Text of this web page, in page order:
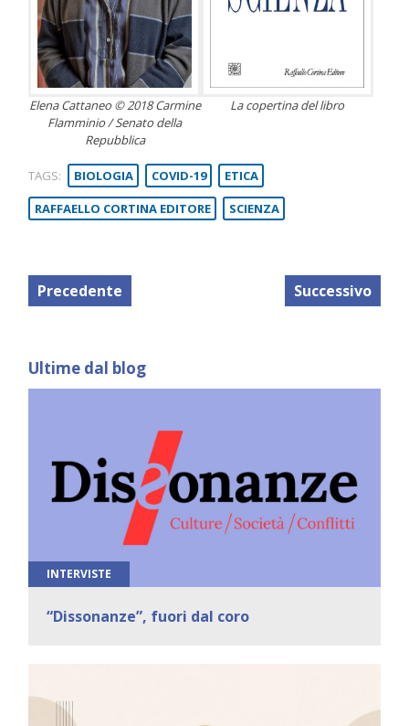
Elena Cattaneo © 2018 Carmine
Flamminio / Senato della
Repubblica
La copertina del libro
TAGS: BIOLOGIA COVID-19
ETICA
RAFFAELLO CORTINA EDITORE
SCIENZA
Precedente Successivo
Ultime dal blog
INTERVISTE
“Dissonanze”, fuori dal coro